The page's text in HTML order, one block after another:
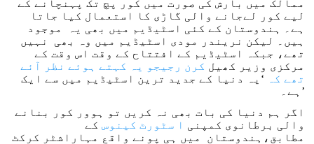
ممالک میں بارش کی صورت میں کور پچ تک پہنچانے کے
لیے کور لےجانے والی گاڑی کا استعمال کیا جاتا
ہے۔ ہندوستان کے کئی اسٹیڈیم میں بھی یہ موجود
ہیں۔ لیکن نریندر مودی اسٹیڈیم میں وہ بھی نہیں
تھے، جبکہ اسٹیڈیم کے افتتاح کے وقت اس وقت کے
مرکزی وزیر کھیل کرن رجیجو یہ کہتے ہوئے نظر آئے
تھے کہ
‘یہ دنیا کے جدید ترین اسٹیڈیم میں سے ایک
ہے۔’
اگر ہم دنیا کی بات بھی نہ کریں تو ہوور کور بنانے
والی برطانوی کمپنی ا سٹورٹ کینوس کے
مطابق،ہندوستان میں ہی پونے واقع مہاراشٹر کرکٹ